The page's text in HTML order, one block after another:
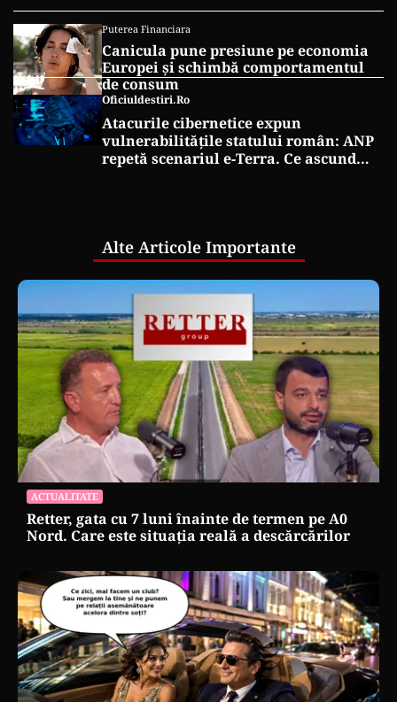
Puterea Financiara
Canicula pune presiune pe economia
Europei și schimbă comportamentul
de consum
Oficiuldestiri.ro
Atacurile cibernetice expun
vulnerabilitățile statului român: ANP
repetă scenariul e‑Terra. Ce ascund
Alte Articole Importante
ACTUALITATE
Retter, gata cu 7 luni înainte de termen pe A0
Nord. Care este situația reală a descărcărilor